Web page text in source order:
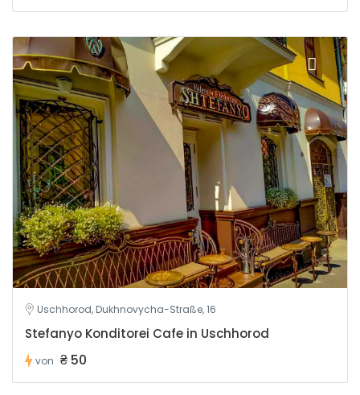
Uschhorod, Dukhnovycha-Straße, 16
Stefanyo Konditorei Cafe in Uschhorod
von ₴ 50